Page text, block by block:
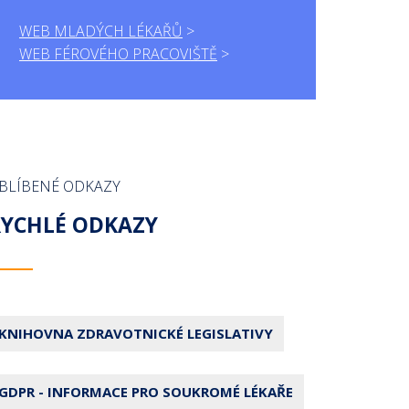
WEB MLADÝCH LÉKAŘŮ
WEB FÉROVÉHO PRACOVIŠTĚ
ODKAZY
ODKAZY
KNIHOVNA ZDRAVOTNICKÉ LEGISLATIVY
GDPR - INFORMACE PRO SOUKROMÉ LÉKAŘE